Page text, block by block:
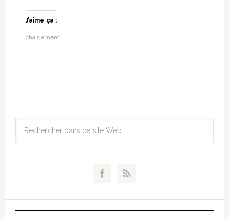
J’aime ça :
chargement…